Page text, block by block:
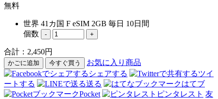
無料
世界 41カ国 F eSIM 2GB 毎日 10日間
個数
- +
合計： 2,450円
かごに追加 今すぐ買う
お気に入り商品
シェアする
ツイ
ートする
送る
はてブ
Pocket
ピンタレスト 友